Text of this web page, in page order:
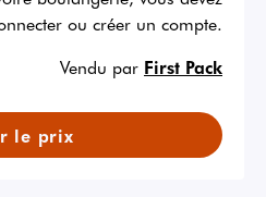
ou créer un compte.
Vendu par First Pack
le prix